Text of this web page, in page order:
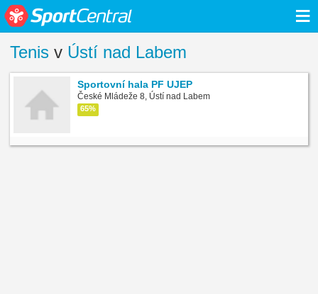
≡
Tenis v Ústí nad Labem
Sportovní hala PF UJEP
České Mládeže 8, Ústí nad Labem
65%